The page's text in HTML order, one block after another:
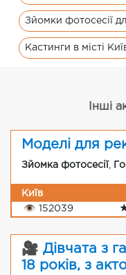
Зйомки фотосесії
Кастинги в місті
Інші
Моделі для
Зйомка фотосесії
Київ
👁
152039
🎥 Дівчата з
18 років, з